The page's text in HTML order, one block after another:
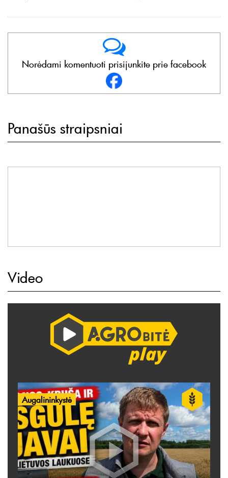
Norėdami komentuoti prisijunkite prie facebook
Panašūs straipsniai
Video
Augalininkystė